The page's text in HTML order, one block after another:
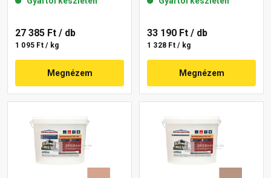
18-E 25 kg
27 385 Ft / db
1 095 Ft / kg
Megnézem
33 190 Ft / db
1 328 Ft / kg
Megnézem